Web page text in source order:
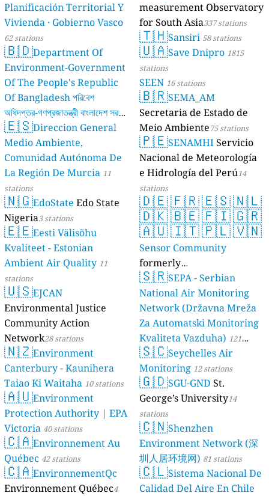
Planificación Territorial Y
Vivienda · Gobierno Vasco
62 stations
🇧🇩Department Of
Environment-Government
Of The People's Republic
Of Bangladesh পরিবেশ
অধিদপ্তর-গণপ্রজাতন্ত্রী বাংলাদেশ সরকার
17 stations
🇪🇸Direccion General
Medio Ambiente,
Comunidad Autónoma De
La Región De Murcia 11
stations
🇳🇬EdoState Edo State
Nigeria3 stations
🇪🇪Eesti Välisõhu
Kvaliteet - Estonian
Ambient Air Quality 11
stations
🇺🇸EJCAN
Environmental Justice
Community Action
Network28 stations
🇳🇿Environment
Canterbury - Kaunihera
Taiao Ki Waitaha 10 stations
🇦🇺Environment
Protection Authority | EPA
Victoria 40 stations
🇨🇦Environnement Au
Québec 42 stations
🇨🇦EnvironnementQc
Environnement Québec4
measurement Observatory
for South Asia337 stations
🇹🇭Sansiri 58 stations
🇺🇦Save Dnipro 1815
stations
SEEN 16 stations
🇧🇷SEMA_AM
Secretaria de Estado de
Meio Ambiente75 stations
🇵🇪SENAMHIServicio
Nacional de Meteorología
e Hidrología del Perú14
stations
🇩🇪🇫🇷🇪🇸🇳🇱
🇩🇰🇧🇪🇫🇮🇬🇷
🇦🇺🇮🇹🇵🇱🇻🇳
Sensor Community
formerly
luftdaten.info35809 stations
🇸🇷SEPA - Serbian
National Air Monitoring
Network (Državna Mreža
Za Automatski Monitoring
Kvaliteta Vazduha) 121
stations
🇸🇨Seychelles Air
Monitoring 12 stations
🇬🇩SGU-GND St.
George’s University14
stations
🇨🇳Shenzhen
Environment Network (深
圳人居环境网) 81 stations
🇨🇱Sistema Nacional De
Calidad Del Aire En Chile